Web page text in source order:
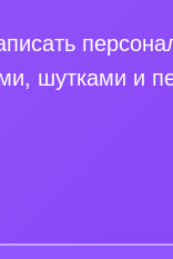
шутками и